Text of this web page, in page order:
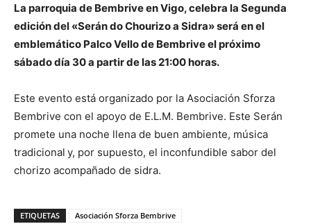
La parroquia de Bembrive en Vigo, celebra la Segunda
edición del «Serán do Chourizo a Sidra» será en el
emblemático Palco Vello de Bembrive el próximo
sábado día 30 a partir de las 21:00 horas.
Este evento está organizado por la Asociación Sforza
Bembrive con el apoyo de E.L.M. Bembrive. Este Serán
promete una noche llena de buen ambiente, música
tradicional y, por supuesto, el inconfundible sabor del
chorizo acompañado de sidra.
ETIQUETAS
Asociación Sforza Bembrive